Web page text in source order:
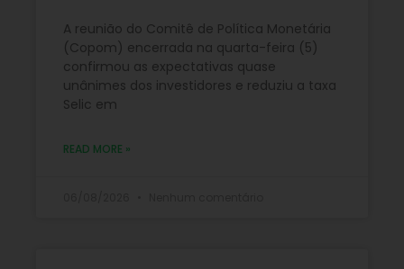
A reunião do Comitê de Política Monetária
(Copom) encerrada na quarta-feira (5)
confirmou as expectativas quase
unânimes dos investidores e reduziu a taxa
Selic em
READ MORE »